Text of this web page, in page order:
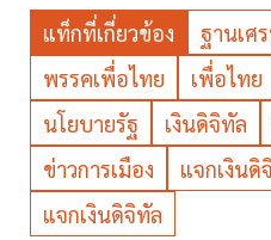
แท็กที่เกี่ยวข้อง ฐานเศ
พรรคเพื่อไทย
เพื่อไทย
นโยบายรัฐ
เงินดิจิทัล
ข่าวการเมือง
แจกเงินดิ
แจกเงินดิจิทัล